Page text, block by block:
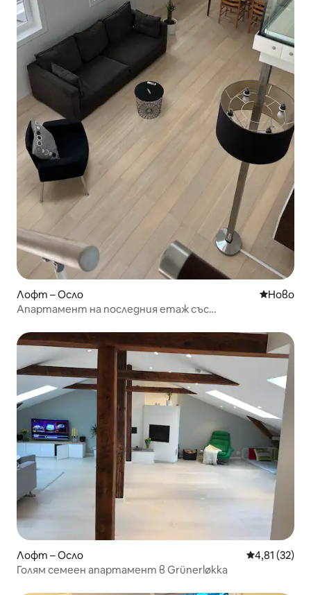
Лофт – Осло Ново
Ново
Апартамент на последния етаж със
Лофт – Осло Средна
4,81 (32)
Голям семеен апартамент в Grünerløkka